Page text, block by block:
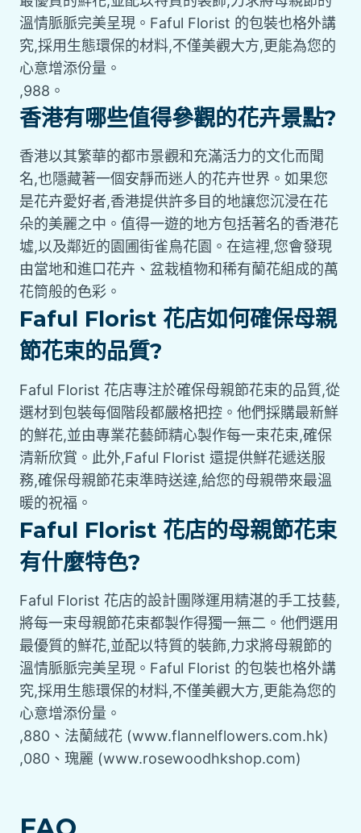
溫情脈脈完美呈現。Faful Florist 的包裝也格外講
究,採用生態環保的材料,不僅美觀大方,更能為您的
心意增添份量。
,988。
香港有哪些值得參觀的花卉景點?
香港以其繁華的都市景觀和充滿活力的文化而聞
名,也隱藏著一個安靜而迷人的花卉世界。如果您
是花卉愛好者,香港提供許多目的地讓您沉浸在花
朵的美麗之中。值得一遊的地方包括著名的香港花
墟,以及鄰近的園圃街雀鳥花園。在這裡,您會發現
由當地和進口花卉、盆栽植物和稀有蘭花組成的萬
花筒般的色彩。
Faful Florist 花店如何確保母親
節花束的品質?
Faful Florist 花店專注於確保母親節花束的品質,從
選材到包裝每個階段都嚴格把控。他們採購最新鮮
的鮮花,並由專業花藝師精心製作每一束花束,確保
清新欣賞。此外,Faful Florist 還提供鮮花遞送服
務,確保母親節花束準時送達,給您的母親帶來最溫
暖的祝福。
Faful Florist 花店的母親節花束
有什麼特色?
Faful Florist 花店的設計團隊運用精湛的手工技藝,
將每一束母親節花束都製作得獨一無二。他們選用
最優質的鮮花,並配以特質的裝飾,力求將母親節的
溫情脈脈完美呈現。Faful Florist 的包裝也格外講
究,採用生態環保的材料,不僅美觀大方,更能為您的
心意增添份量。
,880、法蘭絨花 (www.flannelflowers.com.hk)
,080、瑰麗 (www.rosewoodhkshop.com)